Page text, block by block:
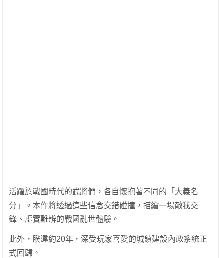
活躍於戰國時代的武將們，各自懷抱著不同的「大義名
分」。本作將透過這些信念交錯碰撞，描繪一場敵我交
鋒、虛實難辨的戰國亂世體驗。
此外，睽違約20年，深受玩家喜愛的城鎮建設內政系統正
式回歸。